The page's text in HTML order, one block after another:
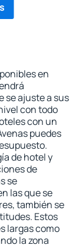
en
se ajuste a sus
con todo
con un
puedes
de hotel y
de
se
las que se
también se
Estos
largas como
la zona